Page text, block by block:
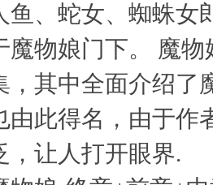
鱼、蛇女、蜘蛛女
魔物娘门下。 魔
，其中全面介绍
由此得名，由于
，让人打开眼界.